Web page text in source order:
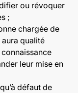
ou révoquer
;
chargée de
aura qualité
leur mise en
défaut de